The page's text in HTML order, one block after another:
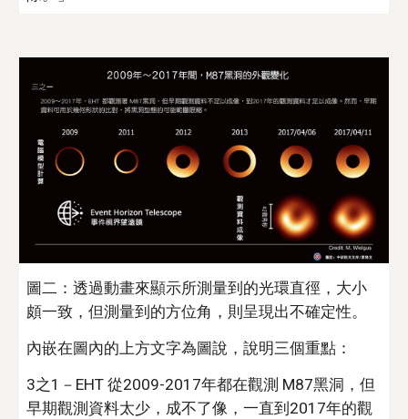
圖二：透過動畫來顯示所測量到的光環直徑，大小
頗一致，但測量到的方位角，則呈現出不確定性。
內嵌在圖內的上方文字為圖說，說明三個重點：
3之1－EHT 從2009-2017年都在觀測 M87黑洞，但
早期觀測資料太少，成不了像，一直到2017年的觀